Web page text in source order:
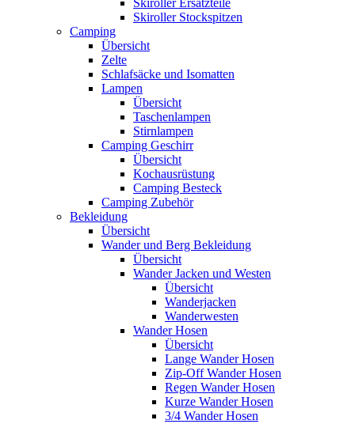
Skiroller Stockspitzen
Camping
Übersicht
Zelte
Schlafsäcke und Isomatten
Lampen
Übersicht
Taschenlampen
Stirnlampen
Camping Geschirr
Übersicht
Kochausrüstung
Camping Besteck
Camping Zubehör
Bekleidung
Übersicht
Wander und Berg Bekleidung
Übersicht
Wander Jacken und Westen
Übersicht
Wanderjacken
Wanderwesten
Wander Hosen
Übersicht
Lange Wander Hosen
Zip-Off Wander Hosen
Regen Wander Hosen
Kurze Wander Hosen
3/4 Wander Hosen